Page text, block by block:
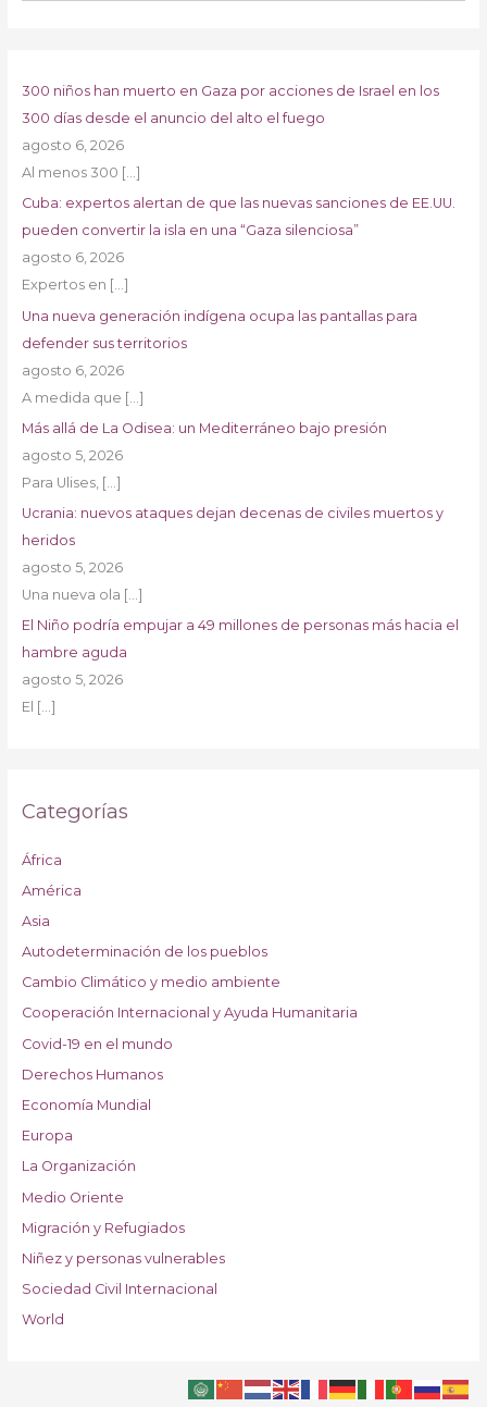
300 niños han muerto en Gaza por acciones de Israel en los
300 días desde el anuncio del alto el fuego
agosto 6, 2026
Al menos 300 […]
Cuba: expertos alertan de que las nuevas sanciones de EE.UU.
pueden convertir la isla en una “Gaza silenciosa”
agosto 6, 2026
Expertos en […]
Una nueva generación indígena ocupa las pantallas para
defender sus territorios
agosto 6, 2026
A medida que […]
Más allá de La Odisea: un Mediterráneo bajo presión
agosto 5, 2026
Para Ulises, […]
Ucrania: nuevos ataques dejan decenas de civiles muertos y
heridos
agosto 5, 2026
Una nueva ola […]
El Niño podría empujar a 49 millones de personas más hacia el
hambre aguda
agosto 5, 2026
El […]
Categorías
África
América
Asia
Autodeterminación de los pueblos
Cambio Climático y medio ambiente
Cooperación Internacional y Ayuda Humanitaria
Covid-19 en el mundo
Derechos Humanos
Economía Mundial
Europa
La Organización
Medio Oriente
Migración y Refugiados
Niñez y personas vulnerables
Sociedad Civil Internacional
World